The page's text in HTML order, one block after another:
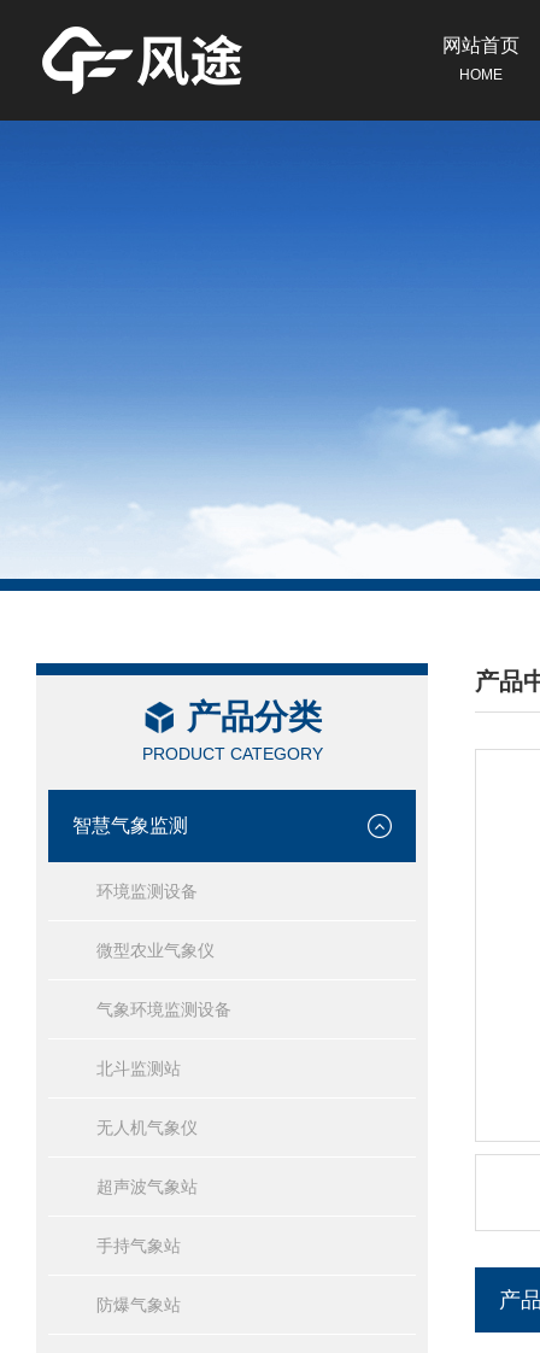
网站首页
HOME
产品分类
PRODUCT CATEGORY
智慧气象监测
环境监测设备
微型农业气象仪
气象环境监测设备
北斗监测站
无人机气象仪
超声波气象站
手持气象站
防爆气象站
产品
/
产